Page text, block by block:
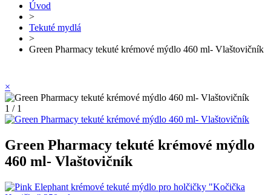
Úvod
>
Tekuté mydlá
>
Green Pharmacy tekuté krémové mýdlo 460 ml- Vlaštovičník
×
1 / 1
Green Pharmacy tekuté krémové mýdlo
460 ml- Vlaštovičník